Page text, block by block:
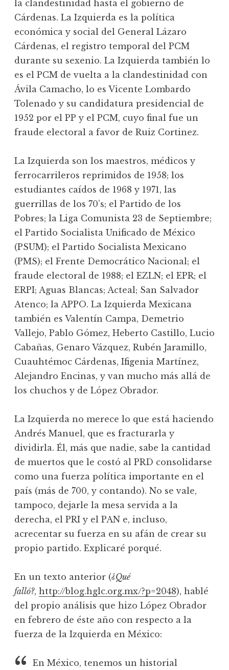
la clandestinidad hasta el gobierno de
Cárdenas. La Izquierda es la política
económica y social del General Lázaro
Cárdenas, el registro temporal del PCM
durante su sexenio. La Izquierda también lo
es el PCM de vuelta a la clandestinidad con
Ávila Camacho, lo es Vicente Lombardo
Tolenado y su candidatura presidencial de
1952 por el PP y el PCM, cuyo final fue un
fraude electoral a favor de Ruiz Cortinez.
La Izquierda son los maestros, médicos y
ferrocarrileros reprimidos de 1958; los
estudiantes caídos de 1968 y 1971, las
guerrillas de los 70’s; el Partido de los
Pobres; la Liga Comunista 23 de Septiembre;
el Partido Socialista Unificado de México
(PSUM); el Partido Socialista Mexicano
(PMS); el Frente Democrático Nacional; el
fraude electoral de 1988; el EZLN; el EPR; el
ERPI; Aguas Blancas; Acteal; San Salvador
Atenco; la APPO. La Izquierda Mexicana
también es Valentín Campa, Demetrio
Vallejo, Pablo Gómez, Heberto Castillo, Lucio
Cabañas, Genaro Vázquez, Rubén Jaramillo,
Cuauhtémoc Cárdenas, Ifigenia Martínez,
Alejandro Encinas, y van mucho más allá de
los chuchos y de López Obrador.
La Izquierda no merece lo que está haciendo
Andrés Manuel, que es fracturarla y
dividirla. Él, más que nadie, sabe la cantidad
de muertos que le costó al PRD consolidarse
como una fuerza política importante en el
país (más de 700, y contando). No se vale,
tampoco, dejarle la mesa servida a la
derecha, el PRI y el PAN e, incluso,
acrecentar su fuerza en su afán de crear su
propio partido. Explicaré porqué.
En un texto anterior (¿Qué
falló?, http://blog.hglc.org.mx/?p=2048), hablé
del propio análisis que hizo López Obrador
en febrero de éste año con respecto a la
fuerza de la Izquierda en México:
En México, tenemos un historial